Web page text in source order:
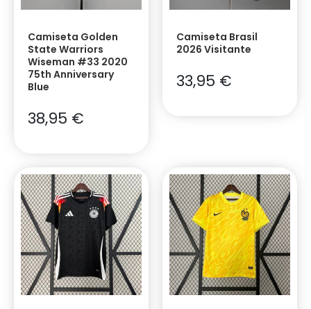
Camiseta Golden
State Warriors
Wiseman #33 2020
75th Anniversary
Blue
38,95 €
Camiseta Brasil
2026 Visitante
33,95 €